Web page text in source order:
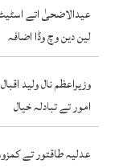
عیدالاضحیٰ اتے
لین دین وچ وڈا اضافہ
وزیراعظم نال ولید
امور تے تبادلہ خیال
عدلیہ طاقتور تے